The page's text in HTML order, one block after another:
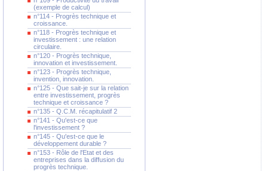
(exemple de calcul)
n°114 - Progrès technique et
croissance.
n°118 - Progrès technique et
investissement : une relation
circulaire.
n°120 - Progrès technique,
innovation et investissement.
n°123 - Progrès technique,
invention, innovation.
n°125 - Que sait-je sur la relation
entre investissement, progrès
technique et croissance ?
n°135 - Q.C.M. récapitulatif 2
n°141 - Qu'est-ce que
l'investissement ?
n°145 - Qu'est-ce que le
développement durable ?
n°153 - Rôle de l'Etat et des
entreprises dans la diffusion du
progrès technique.